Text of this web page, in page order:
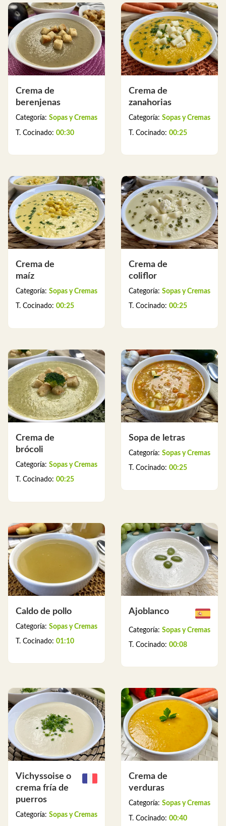
Crema de
berenjenas
Categoría: Sopas y Cremas
T. Cocinado: 00:30
Crema de
zanahorias
Categoría: Sopas y Cremas
T. Cocinado: 00:25
Crema de
maíz
Categoría: Sopas y Cremas
T. Cocinado: 00:25
Crema de
coliflor
Categoría: Sopas y Cremas
T. Cocinado: 00:25
Crema de
brócoli
Categoría: Sopas y Cremas
T. Cocinado: 00:25
Sopa de letras
Categoría: Sopas y Cremas
T. Cocinado: 00:25
Caldo de pollo
Categoría: Sopas y Cremas
T. Cocinado: 01:10
Ajoblanco
Categoría: Sopas y Cremas
T. Cocinado: 00:08
Vichyssoise o
crema fría de
puerros
Categoría: Sopas y Cremas
Crema de
verduras
Categoría: Sopas y Cremas
T. Cocinado: 00:40